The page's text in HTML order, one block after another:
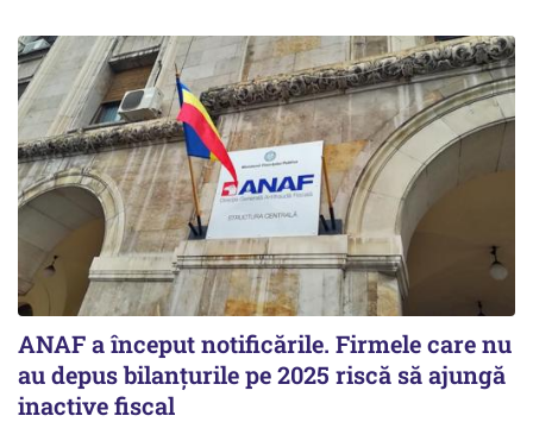
ANAF a început notificările. Firmele care nu
au depus bilanțurile pe 2025 riscă să ajungă
inactive fiscal